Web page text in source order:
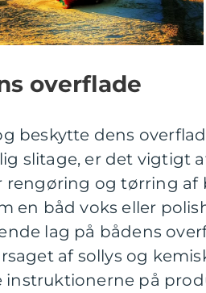
overflade
beskytte dens
slitage, er det vigtigt
rengøring og tørring af
en båd voks eller
lag på bådens
af sollys og
instruktionerne på